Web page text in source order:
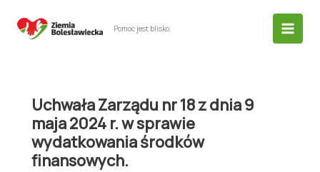
Pomoc jest blisko.
Uchwała Zarządu nr 18 z dnia 9
maja 2024 r. w sprawie
wydatkowania środków
finansowych.